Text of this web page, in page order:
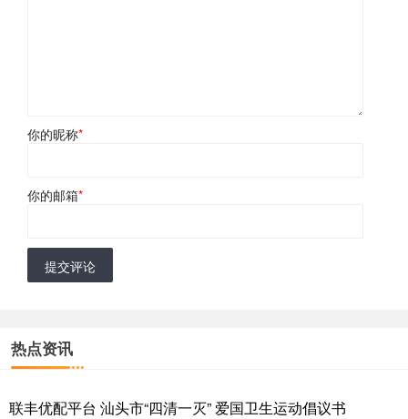
你的昵称*
你的邮箱*
提交评论
热点资讯
联丰优配平台 汕头市“四清一灭” 爱国卫生运动倡议书